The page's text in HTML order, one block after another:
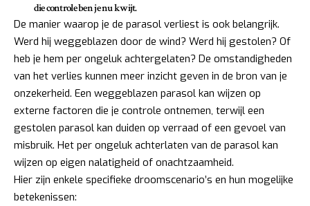
die controle ben je nu kwijt.
De manier waarop je de parasol verliest is ook belangrijk.
Werd hij weggeblazen door de wind? Werd hij gestolen? Of
heb je hem per ongeluk achtergelaten? De omstandigheden
van het verlies kunnen meer inzicht geven in de bron van je
onzekerheid. Een weggeblazen parasol kan wijzen op
externe factoren die je controle ontnemen, terwijl een
gestolen parasol kan duiden op verraad of een gevoel van
misbruik. Het per ongeluk achterlaten van de parasol kan
wijzen op eigen nalatigheid of onachtzaamheid.
Hier zijn enkele specifieke droomscenario’s en hun mogelijke
betekenissen: